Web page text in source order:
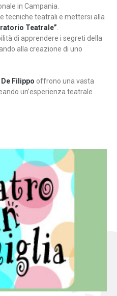
in Campania.
tecniche teatrali e mettersi alla
Teatrale”
di apprendere i segreti della
alla creazione di uno
Filippo offrono una vasta
un’esperienza teatrale
famiglia
di teatro concepita
del teatro all’intera